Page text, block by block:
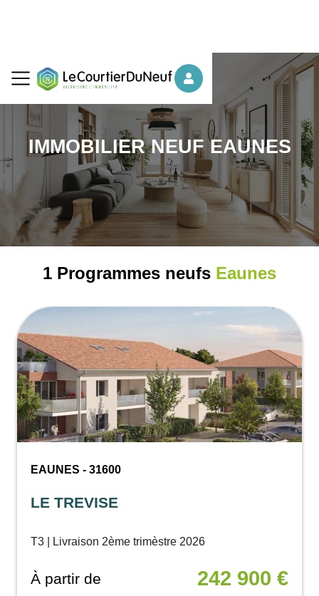
IMMOBILIER NEUF EAUNES
1 Programmes neufs Eaunes
EAUNES - 31600
LE TREVISE
T3 | Livraison 2ème trimèstre 2026
À partir de 242 900 €